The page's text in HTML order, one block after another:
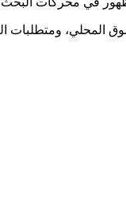
ومتطلبات